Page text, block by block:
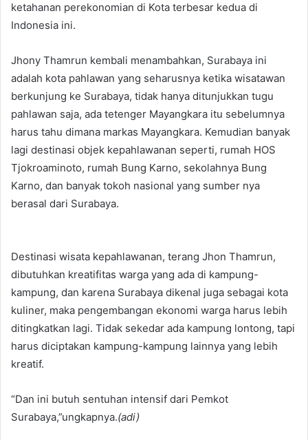
ketahanan perekonomian di Kota terbesar kedua di
Indonesia ini.
Jhony Thamrun kembali menambahkan, Surabaya ini
adalah kota pahlawan yang seharusnya ketika wisatawan
berkunjung ke Surabaya, tidak hanya ditunjukkan tugu
pahlawan saja, ada tetenger Mayangkara itu sebelumnya
harus tahu dimana markas Mayangkara. Kemudian banyak
lagi destinasi objek kepahlawanan seperti, rumah HOS
Tjokroaminoto, rumah Bung Karno, sekolahnya Bung
Karno, dan banyak tokoh nasional yang sumber nya
berasal dari Surabaya.
Destinasi wisata kepahlawanan, terang Jhon Thamrun,
dibutuhkan kreatifitas warga yang ada di kampung-
kampung, dan karena Surabaya dikenal juga sebagai kota
kuliner, maka pengembangan ekonomi warga harus lebih
ditingkatkan lagi. Tidak sekedar ada kampung lontong, tapi
harus diciptakan kampung-kampung lainnya yang lebih
kreatif.
“Dan ini butuh sentuhan intensif dari Pemkot
Surabaya,”ungkapnya.(adi)